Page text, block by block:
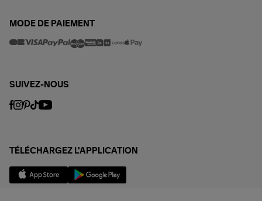
MODE DE PAIEMENT
SUIVEZ-NOUS
TÉLÉCHARGEZ L'APPLICATION